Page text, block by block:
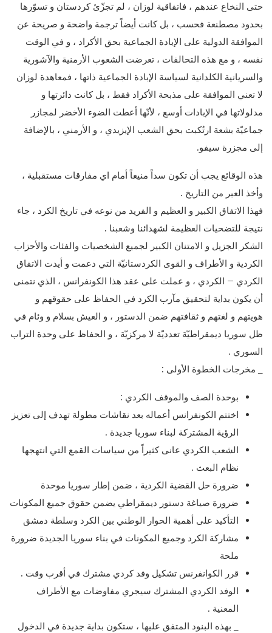
حتى النخاع عندهم ، فاتفاقية لوزان ، لم تجزّئ كردستان و تسوّرها
بحدود مصطنعة فحسب ، بل كانت أيضاً ترجمة واضحة و صريحة عن
الموافقة الدولية على الإبادة الجماعية بحق الأكراد ، و في الوقت
نفسه ، و مع هذه التحالفات ، تعرضت الشعوب الأرمنية والآشورية
والسريانية الكلدانية لسياسة الإبادة الجماعية ذاتها ، فمعاهدة لوزان
لا تعني الموافقة على مذبحة الأكراد فقط ، بل كانت دائرتها و
مدلولاتها في الإبادات أوسع ، لأنّها أعطت الضوء الأخضر لمجازر
جماعيّة بشعة ارتُكبت بحق الشعب الإيزيدي ، و الأرمني ، بالإضافة
إلى مجزرة سيفو.
هذه الوقائع يجب أن تكون سداً منيعاً أمام اي مفارقات مستقبلية ،
وأخذ العبر من التاريخ .
فهذا الاتفاق الكبير و العظيم و الفريد من نوعه في تاريخ الكرد ، جاء
نتيجة للتضحيات العظيمة لشهدائنا وشعبنا .
الشكر الجزيل و الامتنان الكبير لجميع الشخصيات والفئات والأحزاب
الكردية و الأطراف و القوى الكردستانيّة التي دعمت و أيدت الاتفاق
الكردي – الكردي ، و عملت على عقد هذا الكونفرانس ، الذي نتمنى
أن يكون بداية لتحقيق مآرب الكرد في الحفاظ على حقوقهم و
هويتهم و لغتهم و ثقافتهم ضمن الدستور ، و العيش بسلام و وئام في
ظل سوريا ديمقراطيّة تعدديّة لا مركزيّة ، و الحفاظ على وحدة التراب
السوري .
_ مخرجات الخطوة الأولى :
بوحدة الصف والموقف الكردي :
اختتم الكونفرانس أعماله بعد نقاشات مطولة تهدف إلى تعزيز
الرؤية المشتركة لبناء سوريا جديدة .
الشعب الكردي عانى كثيراً من سياسات القمع التي انتهجها
نظام البعث .
ضرورة حل القضية الكردية ، ضمن إطار سوريا موحدة
ضرورة صياغة دستور ديمقراطي يضمن حقوق جميع المكونات
التأكيد على أهمية الحوار الوطني بين الكرد وسلطة دمشق
مشاركة الكرد وجميع المكونات في بناء سوريا الجديدة ضرورة
ملحة
قرر الكوانفرنس تشكيل وفد كردي مشترك في أقرب وقت .
الوفد الكردي المشترك سيجري مفاوضات مع الأطراف
المعنية .
_ بهذه البنود المتفق عليها ، ستكون بداية جديدة في الدخول